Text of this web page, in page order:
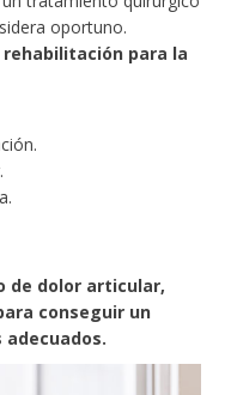
oportuno.
para la
de dolor articular,
conseguir un